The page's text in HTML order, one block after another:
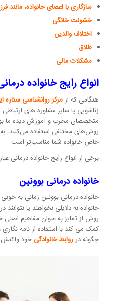
سازگاری با اعضای خانواده، مانند
خشونت خانگی
اختلاف والدین
طلاق
مشکلات مالی
انواع رایج خانواده
هنگامی که ازمرکز روانشناسی ستاره
زناشویی یا سایر مشاوره های ارتباطی
متخصصان مجرب و آموزش دیده ما
روش‌های مختلفی استفاده می‌کنند،
خاص خانواده شما مناسب‌تر است.
برخی از انواع رایج خانواده درمانی
خانواده درمانی بوونین
خانواده درمانی بوونین زمانی به
خانواده به دلایلی نخواهند یا
روش از تمایز به عنوان مفاهیم اصلی
کمک می کند با استفاده از نامه نگاری
چگونه درروابط خانوادگی خود